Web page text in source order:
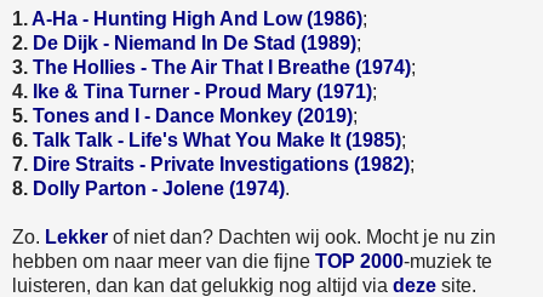
1.A-Ha - Hunting High And Low (1986);
2. De Dijk - Niemand In De Stad (1989);
3. The Hollies - The Air That I Breathe (1974);
4.
Ike & Tina Turner - Proud Mary (1971);
5. Tones and I - Dance Monkey (2019);
6. Talk Talk - Life's What You Make It (1985);
7. Dire Straits - Private Investigations (1982);
8. Dolly Parton - Jolene (1974).
Zo. Lekker of niet dan? Dachten wij ook. Mocht je nu zin
hebben om naar meer van die fijne TOP 2000-muziek te
luisteren, dan kan dat gelukkig nog altijd via deze site.